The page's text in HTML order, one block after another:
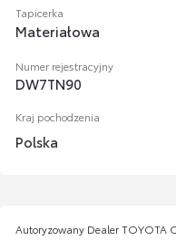
Tapicerka
Materiałowa
Numer rejestracyjny
DW7TN90
Kraj pochodzenia
Polska
Autoryzowany Dealer TOYOTA